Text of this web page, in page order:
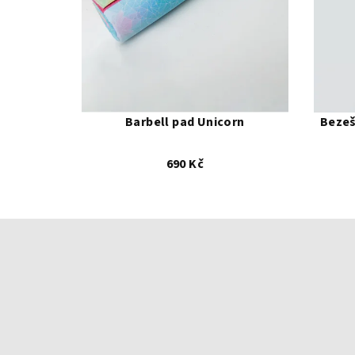
Barbell pad Unicorn
690 Kč